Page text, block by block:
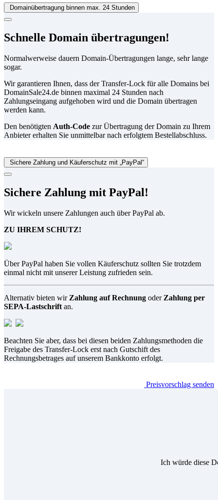
Domainübertragung binnen max. 24 Stunden
Schnelle Domain übertragungen!
Normalwerweise dauern Domain-Übertragungen lange, sehr lange
sogar.
Wir garantieren Ihnen, dass der Transfer-Lock für alle Domains bei
DomainSale24.de binnen maximal 24 Stunden nach
Zahlungseingang aufgehoben wird und die Domain übertragen
werden kann.
Den benötigten Auth-Code zur Übertragung der Domain zu Ihrem
Anbieter erhalten Sie unmittelbar nach erfolgtem Bestellabschluss.
Sichere Zahlung und Käuferschutz mit „PayPal“
Sichere Zahlung mit PayPal!
Wir wickeln unsere Zahlungen auch über PayPal ab.
ZU IHREM SCHUTZ!
Über PayPal haben Sie vollen Käuferschutz sollten Sie trotzdem
einmal nicht mit unserer Leistung zufrieden sein.
Alternativ bieten wir Zahlung auf Rechnung oder Zahlung per
SEPA-Lastschrift an.
Beachten Sie aber, dass bei diesen beiden Zahlungsmethoden die
Freigabe des Transfer-Lock erst nach Gutschift des
Rechnungsbetrages auf unserem Bankkonto erfolgt.
Preisvorschlag senden
Ich würde diese